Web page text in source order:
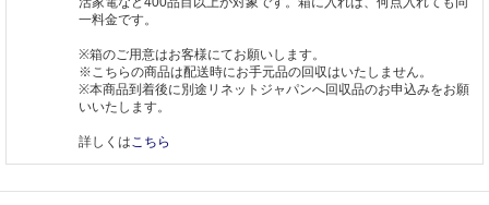
一料金です。
※箱のご用意はお客様にてお願いします。
※こちらの商品は配送時にお手元品の回収はいたしません。
※本商品到着後に別途リネットジャパンへ回収品のお申込みをお願
いいたします。
詳しくはこちら